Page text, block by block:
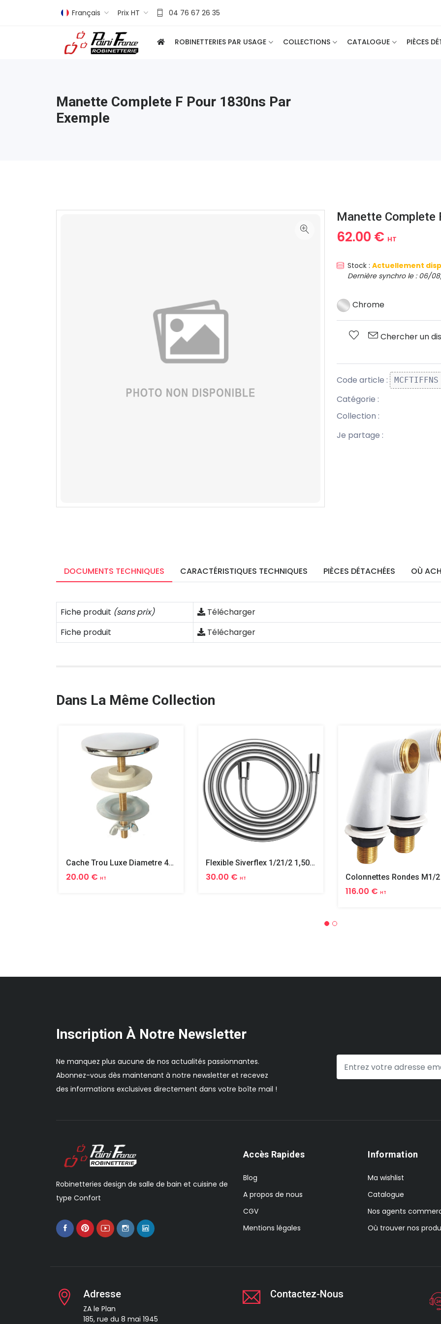
Français Prix HT 04 76 67 26 35
ROBINETTERIES PAR USAGE COLLECTIONS CATALOGUE PIÈCES
Manette Complete F Pour 1830ns Par
Exemple
Manette Complete
62.00 € HT
Stock : Actuellement
Dernière synchro le : 06/
Chrome
Chercher un
Code article : MCFTIFFNS
Catégorie :
Collection :
Je partage :
DOCUMENTS TECHNIQUES CARACTÉRISTIQUES TECHNIQUES PIÈCES DÉTACHÉES OÙ
Fiche produit (sans prix)
Télécharger
Fiche produit
Télécharger
Dans La Même Collection
Cache Trou Luxe Diametre 40 Laiton
20.00 € HT
Flexible Siverflex 1/21/2 1,50m Tournant
30.00 € HT
116.00 € HT
Inscription À Notre Newsletter
Ne manquez plus aucune de nos actualités passionnantes.
Abonnez-vous dès maintenant à notre newsletter et recevez
des informations exclusives directement dans votre boîte mail !
Robinetteries design de salle de bain et cuisine de
type Confort
Accès Rapides
Blog
A propos de nous
CGV
Mentions légales
Information
Ma wishlist
Catalogue
Nos agents
Où trouver nos
Adresse
ZA le Plan
185, rue du 8 mai 1945
Contactez-Nous